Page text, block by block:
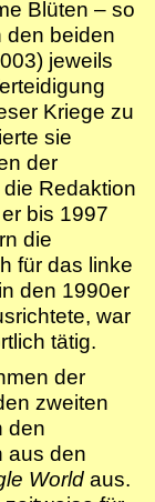
Blüten – so
den beiden
jeweils
Kriege zu
sie
der
Redaktion
bis 1997
die
für das linke
den 1990er
war
tätig.
der
zweiten
den
aus den
World aus.